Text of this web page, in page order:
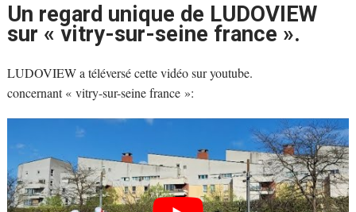
Un regard unique de LUDOVIEW
sur « vitry-sur-seine france ».
LUDOVIEW a téléversé cette vidéo sur youtube.
concernant « vitry-sur-seine france »: